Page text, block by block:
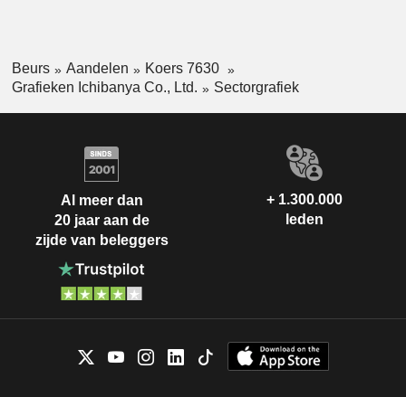
Beurs Aandelen
Koers 7630
Grafieken Ichibanya Co., Ltd.
Sectorgrafiek
Al meer dan
20 jaar aan de
zijde van beleggers
+ 1.300.000
leden